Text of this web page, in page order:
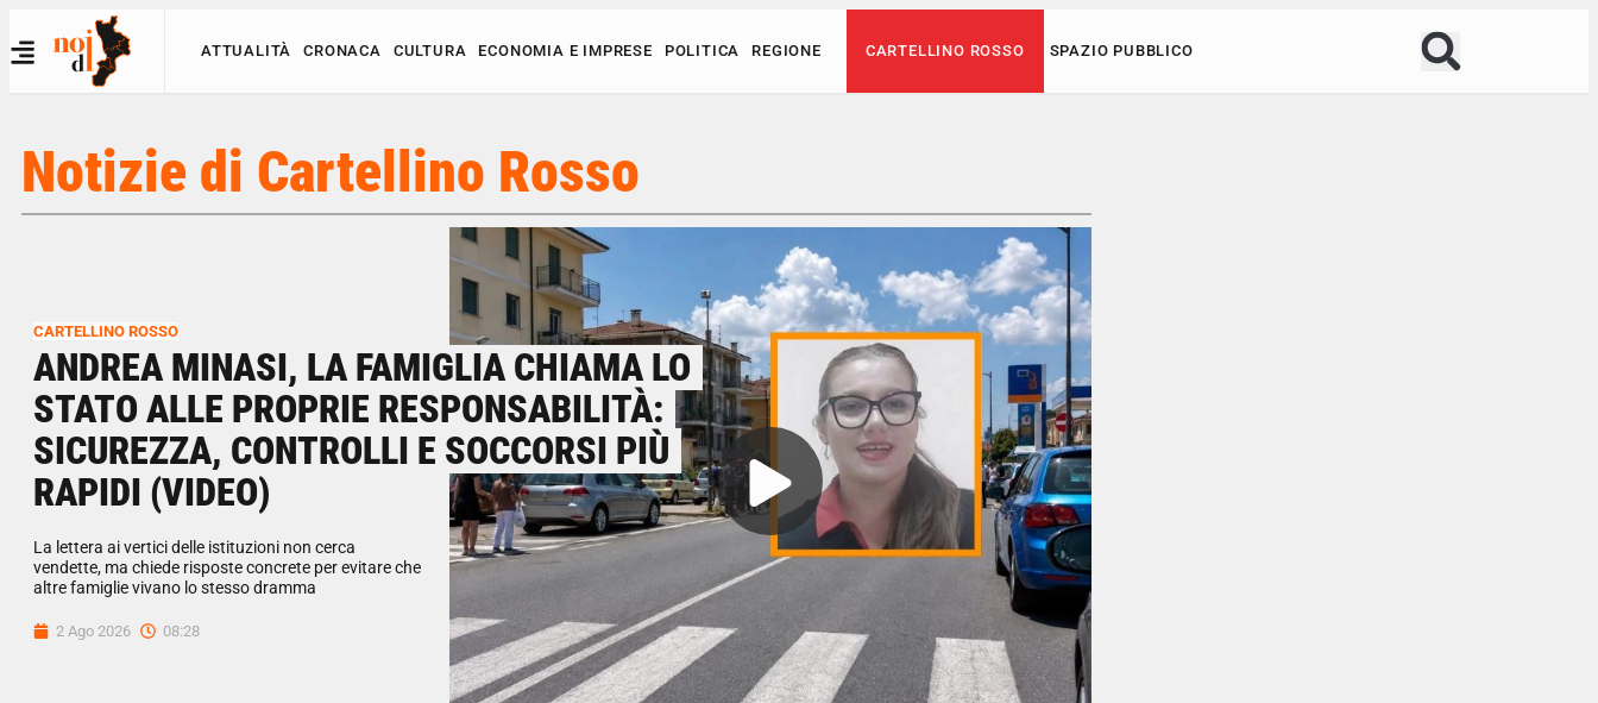
ATTUALITÀ CRONACA CULTURA ECONOMIA E IMPRESE POLITICA REGIONE CARTELLINO ROSSO SPAZIO PUBBLICO
Notizie di Cartellino Rosso
CARTELLINO ROSSO
ANDREA MINASI, LA FAMIGLIA CHIAMA LO
STATO ALLE PROPRIE RESPONSABILITÀ:
SICUREZZA, CONTROLLI E SOCCORSI PIÙ
RAPIDI (VIDEO)
La lettera ai vertici delle istituzioni non cerca
vendette, ma chiede risposte concrete per evitare che
altre famiglie vivano lo stesso dramma
2 Ago 2026 08:28